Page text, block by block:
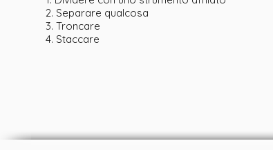
2. Separare qualcosa
3. Troncare
4. Staccare